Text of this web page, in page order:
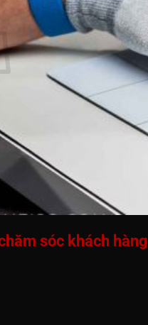
sản phẩm trong giỏ hàng.
cửa hàng
sóc khách hàng